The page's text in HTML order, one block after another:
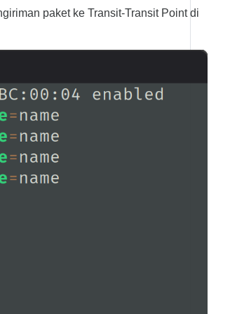
paket ke Transit-Transit Point di